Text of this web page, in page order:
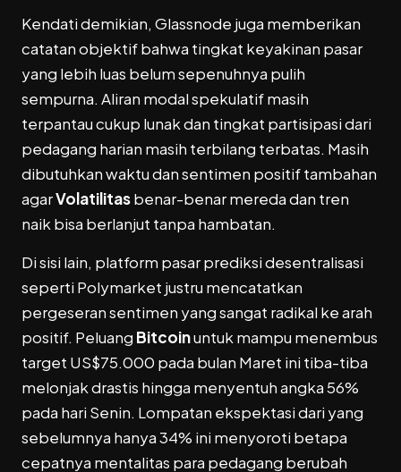
Kendati demikian, Glassnode juga memberikan
catatan objektif bahwa tingkat keyakinan pasar
yang lebih luas belum sepenuhnya pulih
sempurna. Aliran modal spekulatif masih
terpantau cukup lunak dan tingkat partisipasi dari
pedagang harian masih terbilang terbatas. Masih
dibutuhkan waktu dan sentimen positif tambahan
agarVolatilitasbenar-benar mereda dan tren
naik bisa berlanjut tanpa hambatan.
Di sisi lain, platform pasar prediksi desentralisasi
seperti Polymarket justru mencatatkan
pergeseran sentimen yang sangat radikal ke arah
positif. Peluang Bitcoinuntuk mampu menembus
target US$75.000 pada bulan Maret ini tiba-tiba
melonjak drastis hingga menyentuh angka 56%
pada hari Senin. Lompatan ekspektasi dari yang
sebelumnya hanya 34% ini menyoroti betapa
cepatnya mentalitas para pedagang berubah